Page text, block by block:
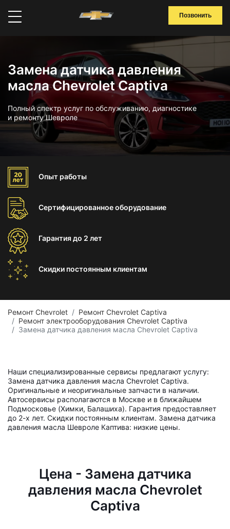
Позвонить
Замена датчика давления
масла Chevrolet Captiva
Полный спектр услуг по обслуживанию, диагностике
и ремонту Шевроле
Опыт работы
Сертифицированноеоборудование
Гарантиядо 2 лет
Скидки постоянным клиентам
Ремонт Chevrolet
Ремонт Chevrolet Captiva
Ремонт электрооборудования Chevrolet Captiva
Замена датчика давления масла Chevrolet Captiva
Наши специализированные сервисы предлагают услугу:
Замена датчика давления масла Chevrolet Captiva.
Оригинальные и неоригинальные запчасти в наличии.
Автосервисы располагаются в Москве и в ближайшем
Подмосковье (Химки, Балашиха). Гарантия предоставляет
до 2-х лет. Скидки постоянным клиентам. Замена датчика
давления масла Шевроле Каптива: низкие цены.
Цена - Замена датчика
давления масла Chevrolet
Captiva